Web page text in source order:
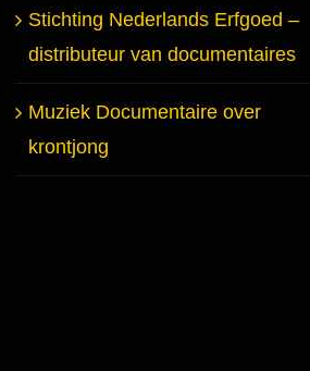
Stichting Nederlands Erfgoed –
distributeur van documentaires
Muziek Documentaire over
krontjong